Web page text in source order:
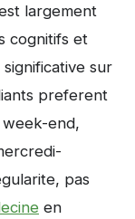
largement
cognitifs et
sur
preferent
week-end,
pas
en